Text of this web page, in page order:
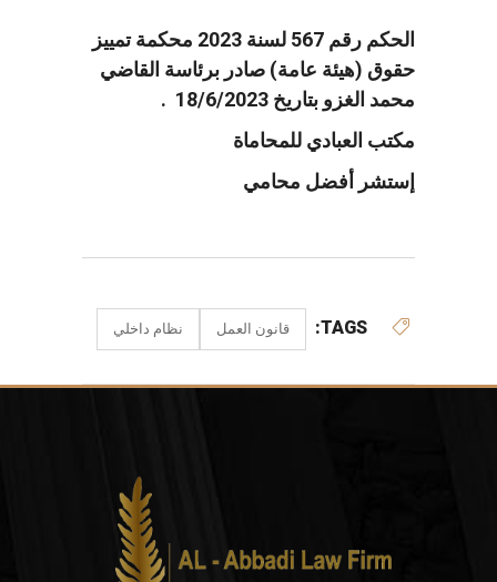
الحكم رقم 567 لسنة 2023 محكمة تمييز
حقوق (هيئة عامة) صادر برئاسة القاضي
محمد الغزو بتاريخ 18/6/2023 .
مكتب العبادي للمحاماة
إستشر أفضل محامي
TAGS: قانون العمل نظام داخلي